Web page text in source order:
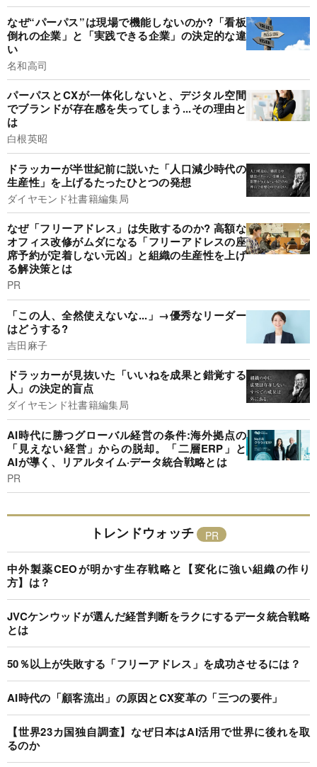
なぜ“パーパス”は現場で機能しないのか?「看板
倒れの企業」と「実践できる企業」の決定的な違
い
名和高司
パーパスとCXが一体化しないと、デジタル空間
でブランドが存在感を失ってしまう...その理由と
は
白根英昭
ドラッカーが半世紀前に説いた「人口減少時代の
生産性」を上げるたったひとつの発想
ダイヤモンド社書籍編集局
なぜ「フリーアドレス」は失敗するのか? 高額な
オフィス改修がムダになる「フリーアドレスの座
席予約が定着しない元凶」と組織の生産性を上げ
る解決策とは
PR
「この人、全然使えないな...」→優秀なリーダー
はどうする?
吉田麻子
ドラッカーが見抜いた「いいねを成果と錯覚する
人」の決定的盲点
ダイヤモンド社書籍編集局
AI時代に勝つグローバル経営の条件:海外拠点の
「見えない経営」からの脱却。「二層ERP」と
AIが導く、リアルタイム·データ統合戦略とは
PR
トレンドウォッチ
中外製薬CEOが明かす生存戦略と【変化に強い組織の作り
方】は？
JVCケンウッドが選んだ経営判断をラクにするデータ統合戦略
とは
50％以上が失敗する「フリーアドレス」を成功させるには？
AI時代の「顧客流出」の原因とCX変革の「三つの要件」
【世界23カ国独自調査】なぜ日本はAI活用で世界に後れを取
るのか